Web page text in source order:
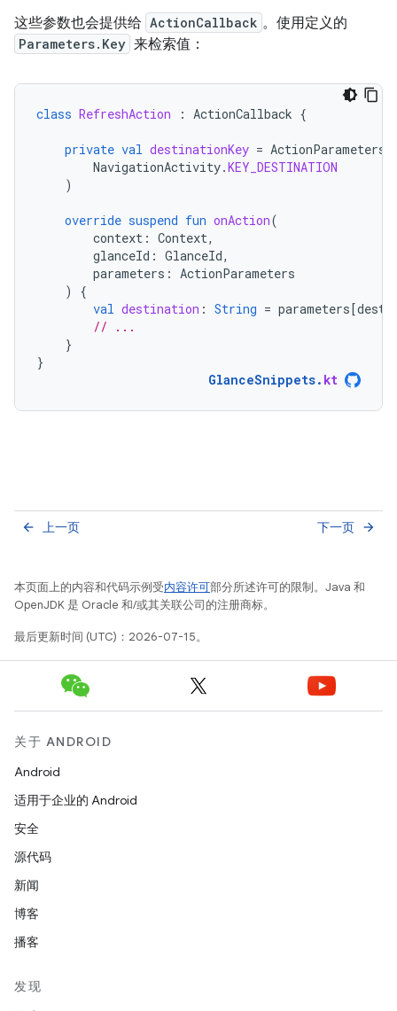
这些参数也会提供给 ActionCallback 。使用定义的
Parameters.Key 来检索值：
class RefreshAction : ActionCallback {
private val destinationKey = ActionParameters
NavigationActivity.KEY_DESTINATION
)
override suspend fun onAction(
context : Context,
glanceId : GlanceId,
parameters : ActionParameters
)
{
val destination : String = parameters[
// ...
}
}
GlanceSnippets. kt
上一页
arrow_back 下一页 arrow_forward
本页面上的内容和代码示例受内容许可部分所述许可的限制。Java 和
OpenJDK 是 Oracle 和/或其关联公司的注册商标。
最后更新时间 (UTC)：2026-07-15。
关于 ANDROID
Android
适用于企业的 Android
安全
源代码
新闻
博客
播客
发现